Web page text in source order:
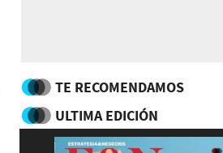
TE RECOMENDAMOS
ULTIMA EDICIÓN